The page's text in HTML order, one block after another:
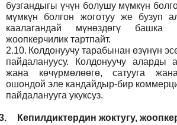
бузгандыгы үчүн болушу мүмкүн
мүмкүн болгон жоготуу же бузуп
каалагандай мүнөздөгү башка
жоопкерчилик тартпайт.
2.10. Колдонуучу тарабынан өзүнүн
пайдалануусу. Колдонуучу аларды
жана көчүрмөлөөгө, сатууга
ошондой эле кандайдыр-бир
пайдаланууга укуксуз.
Кепилдиктердин жоктугу,